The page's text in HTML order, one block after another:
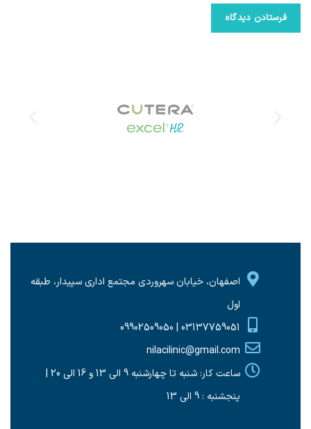
اصفهان، خیابان سهروردی مجتمع اداری سپیدار، طبقه
اول
03137759051 | 09902509050
nilacilinic@gmail.com
ساعت کار: شنبه تا چهارشنبه 9 الی 13 و 16 الی 20 |
پنجشنبه : 9 الی 13